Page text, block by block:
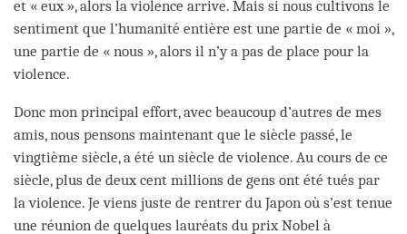
et « eux », alors la violence arrive. Mais si nous cultivons le
sentiment que l’humanité entière est une partie de « moi »,
une partie de « nous », alors il n’y a pas de place pour la
violence.
Donc mon principal effort, avec beaucoup d’autres de mes
amis, nous pensons maintenant que le siècle passé, le
vingtième siècle, a été un siècle de violence. Au cours de ce
siècle, plus de deux cent millions de gens ont été tués par
la violence. Je viens juste de rentrer du Japon où s’est tenue
une réunion de quelques lauréats du prix Nobel à